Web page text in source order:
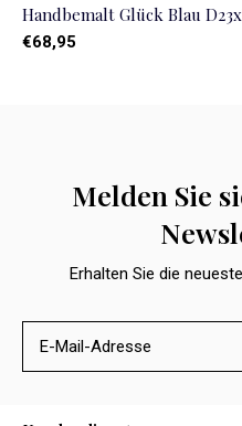
Handbemalt Glück Blau
€68,95
Melden Sie
Erhalten Sie die